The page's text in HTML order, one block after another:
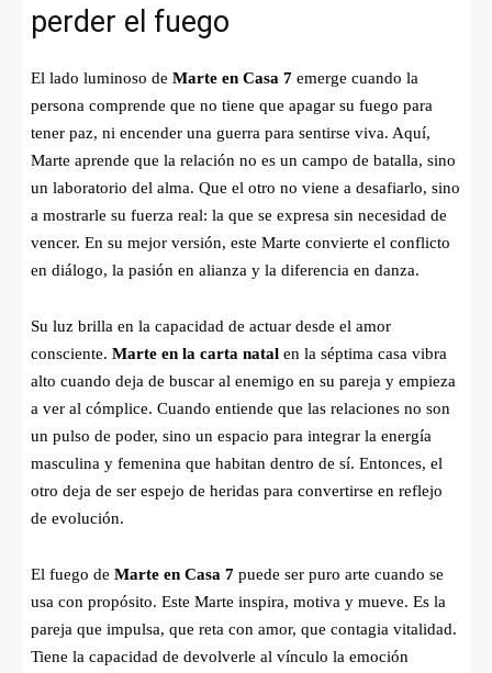
perder el fuego
El lado luminoso de Marte en Casa 7 emerge cuando la
persona comprende que no tiene que apagar su fuego para
tener paz, ni encender una guerra para sentirse viva. Aquí,
Marte aprende que la relación no es un campo de batalla, sino
un laboratorio del alma. Que el otro no viene a desafiarlo, sino
a mostrarle su fuerza real: la que se expresa sin necesidad de
vencer. En su mejor versión, este Marte convierte el conflicto
en diálogo, la pasión en alianza y la diferencia en danza.
Su luz brilla en la capacidad de actuar desde el amor
consciente. Marte en la carta natal en la séptima casa vibra
alto cuando deja de buscar al enemigo en su pareja y empieza
a ver al cómplice. Cuando entiende que las relaciones no son
un pulso de poder, sino un espacio para integrar la energía
masculina y femenina que habitan dentro de sí. Entonces, el
otro deja de ser espejo de heridas para convertirse en reflejo
de evolución.
El fuego de Marte en Casa 7 puede ser puro arte cuando se
usa con propósito. Este Marte inspira, motiva y mueve. Es la
pareja que impulsa, que reta con amor, que contagia vitalidad.
Tiene la capacidad de devolverle al vínculo la emoción